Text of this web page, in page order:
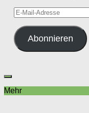
E-
Mail-
Adresse
Abonnieren
Mehr